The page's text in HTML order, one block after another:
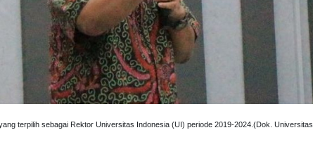
terpilih sebagai Rektor Universitas Indonesia (UI) periode 2019-2024.(Dok. Universitas